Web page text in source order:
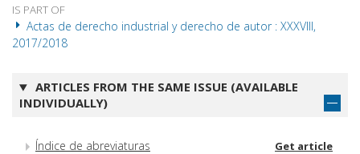
IS PART OF
Actas de derecho industrial y derecho de autor : XXXVIII,
2017/2018
ARTICLES FROM THE SAME ISSUE (AVAILABLE
INDIVIDUALLY)
Índice de abreviaturas Get article